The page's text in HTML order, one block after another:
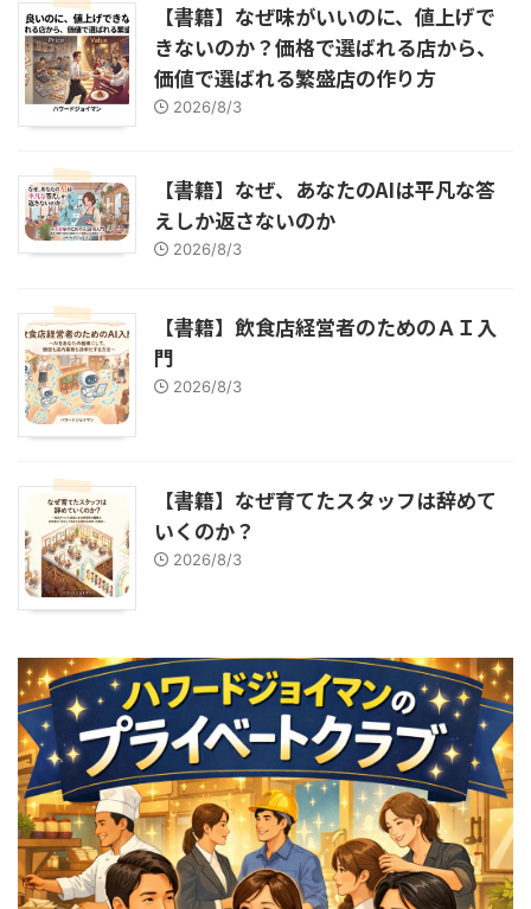
【書籍】なぜ味がいいのに、値上げで
きないのか？価格で選ばれる店から、
価値で選ばれる繁盛店の作り方
2026/8/3
【書籍】なぜ、あなたのAIは平凡な答
えしか返さないのか
2026/8/3
【書籍】飲食店経営者のためのＡＩ入
門
2026/8/3
【書籍】なぜ育てたスタッフは辞めて
いくのか？
2026/8/3